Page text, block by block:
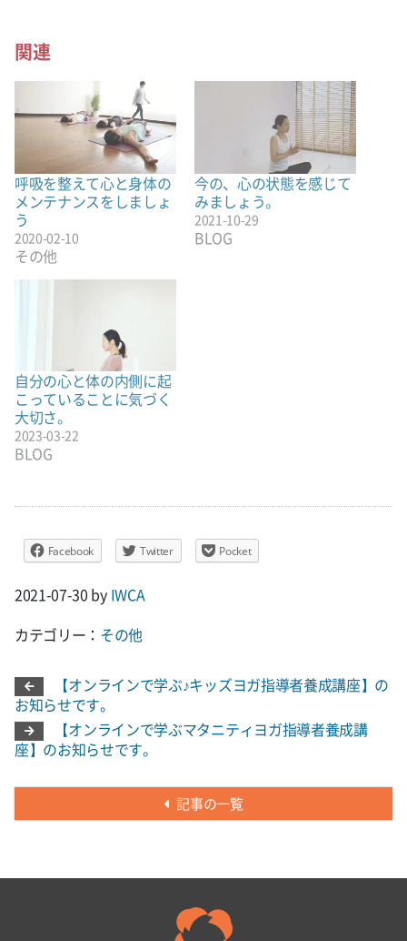
関連
呼吸を整えて心と身体の
メンテナンスをしましょ
う
2020-02-10
その他
今の、心の状態を感じて
みましょう。
2021-10-29
BLOG
自分の心と体の内側に起
こっていることに気づく
大切さ。
2023-03-22
BLOG
Facebook Twitter Pocket
2021-07-30 by IWCA
カテゴリー： その他
【オンラインで学ぶ♪キッズヨガ指導者養成講座】の
お知らせです。
【オンラインで学ぶマタニティヨガ指導者養成講
座】のお知らせです。
記事の一覧